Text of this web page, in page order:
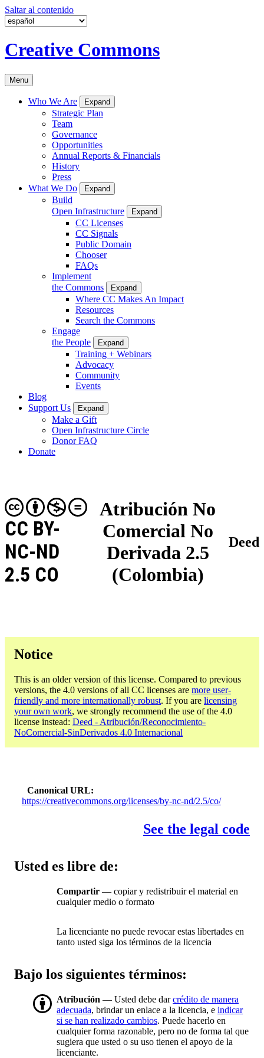
Saltar al contenido
Creative Commons
Menu
Who We Are Expand
Strategic Plan
Team
Governance
Opportunities
Annual Reports & Financials
History
Press
What We Do
Expand
Build
Open Infrastructure
Expand
CC Licenses
CC Signals
Public Domain
Chooser
FAQs
Implement
the Commons
Expand
Where CC Makes An Impact
Resources
Search the Commons
Engage
the People
Expand
Training + Webinars
Advocacy
Community
Events
Blog
Support Us
Expand
Make a Gift
Open Infrastructure Circle
Donor FAQ
Donate
Atribución No
Comercial No
Derivada 2.5
(Colombia)
CC BY-
NC-ND
2.5 CO
Deed
Notice
This is an older version of this license. Compared to previous
versions, the 4.0 versions of all CC licenses are more user-
friendly and more internationally robust. If you are licensing
your own work, we strongly recommend the use of the 4.0
license instead: Deed - Atribución/Reconocimiento-
NoComercial-SinDerivados 4.0 Internacional
Canonical URL
https://creativecommons.org/licenses/by-nc-nd/2.5/co/
See the legal code
Usted es libre de:
Compartir — copiar y redistribuir el material en
cualquier medio o formato
La licenciante no puede revocar estas libertades en
tanto usted siga los términos de la licencia
Bajo los siguientes términos:
Atribución — Usted debe darcrédito de manera
adecuada, brindar un enlace a la licencia, e indicar
si se han realizado cambios. Puede hacerlo en
cualquier forma razonable, pero no de forma tal que
sugiera que usted o su uso tienen el apoyo de la
licenciante.